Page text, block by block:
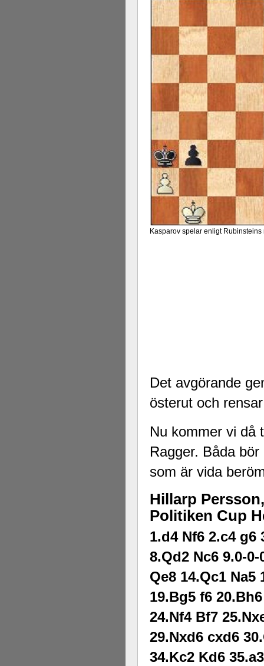
Kasparov spelar enligt Rubinsteins
Det avgörande
österut och
Nu kommer vi då
Ragger. Båda
som är vida
Hillarp
Politiken Cup
1.d4 Nf6 2.c4 g6
8.Qd2 Nc6 9.0-
Qe8 14.Qc1 Na5
19.Bg5 f6
24.Nf4 Bf7
29.Nxd6 cxd6
34.Kc2 Kd6